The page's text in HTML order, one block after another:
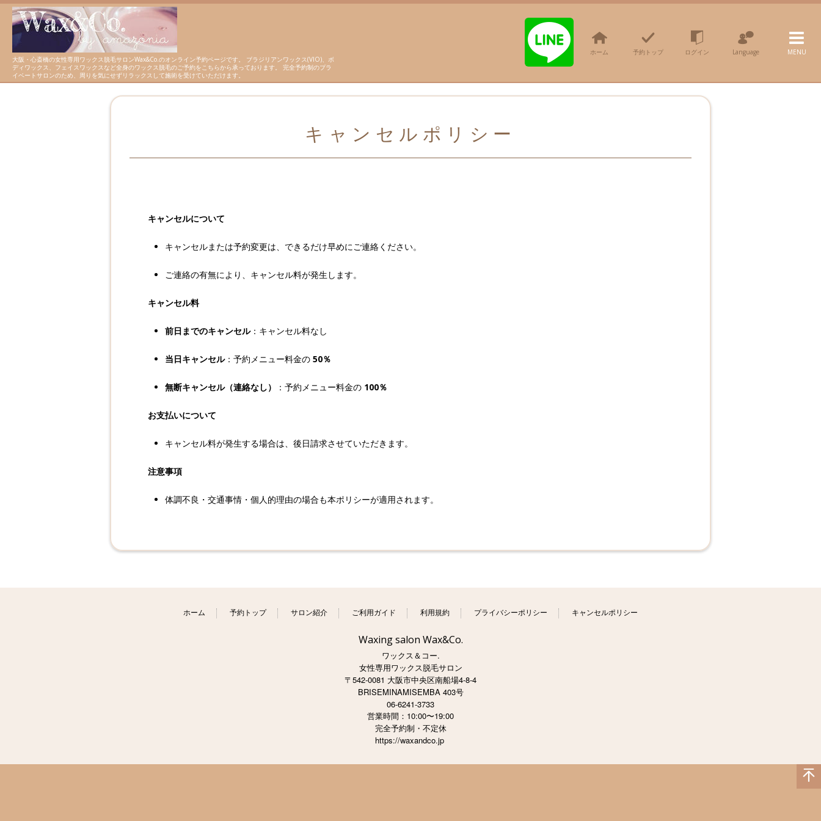
大阪・心斎橋の女性専用ワックス脱毛サロンWax&Co.のオンライン予約ページです。 ブラジリアンワックス(VIO)、ボ
ディワックス、フェイスワックスなど全身のワックス脱毛のご予約をこちらから承っております。 完全予約制のプラ
イベートサロンのため、周りを気にせずリラックスして施術を受けていただけます。
ホーム 予約トップ ログイン Language MENU
キャンセルポリシー
キャンセルについて
キャンセルまたは予約変更は、できるだけ早めにご連絡ください。
ご連絡の有無により、キャンセル料が発生します。
キャンセル料
前日までのキャンセル：キャンセル料なし
当日キャンセル：予約メニュー料金の 50％
無断キャンセル（連絡なし） ：予約メニュー料金の 100％
お支払いについて
キャンセル料が発生する場合は、後日請求させていただきます。
注意事項
体調不良・交通事情・個人的理由の場合も本ポリシーが適用されます。
ホーム 予約トップ サロン紹介 ご利用ガイド 利用規約 プライバシーポリシー キャンセルポリシー
Waxing salon Wax&Co.
ワックス＆コー.
女性専用ワックス脱毛サロン
〒542-0081 大阪市中央区南船場4-8-4
BRISEMINAMISEMBA 403号
06-6241-3733
営業時間：10:00〜19:00
完全予約制・不定休
https://waxandco.jp